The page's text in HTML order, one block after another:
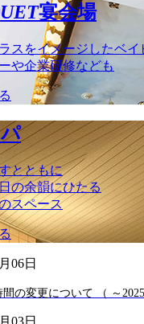
宴会場
スをイメージしたベイ
や企業研修なども
とともに
の余韻にひたる
スペース
06日
の変更について （ ～2025
03日